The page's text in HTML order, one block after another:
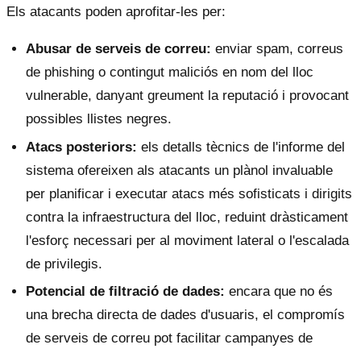
Els atacants poden aprofitar-les per:
Abusar de serveis de correu: enviar spam, correus
de phishing o contingut maliciós en nom del lloc
vulnerable, danyant greument la reputació i provocant
possibles llistes negres.
Atacs posteriors: els detalls tècnics de l'informe del
sistema ofereixen als atacants un plànol invaluable
per planificar i executar atacs més sofisticats i dirigits
contra la infraestructura del lloc, reduint dràsticament
l'esforç necessari per al moviment lateral o l'escalada
de privilegis.
Potencial de filtració de dades: encara que no és
una brecha directa de dades d'usuaris, el compromís
de serveis de correu pot facilitar campanyes de